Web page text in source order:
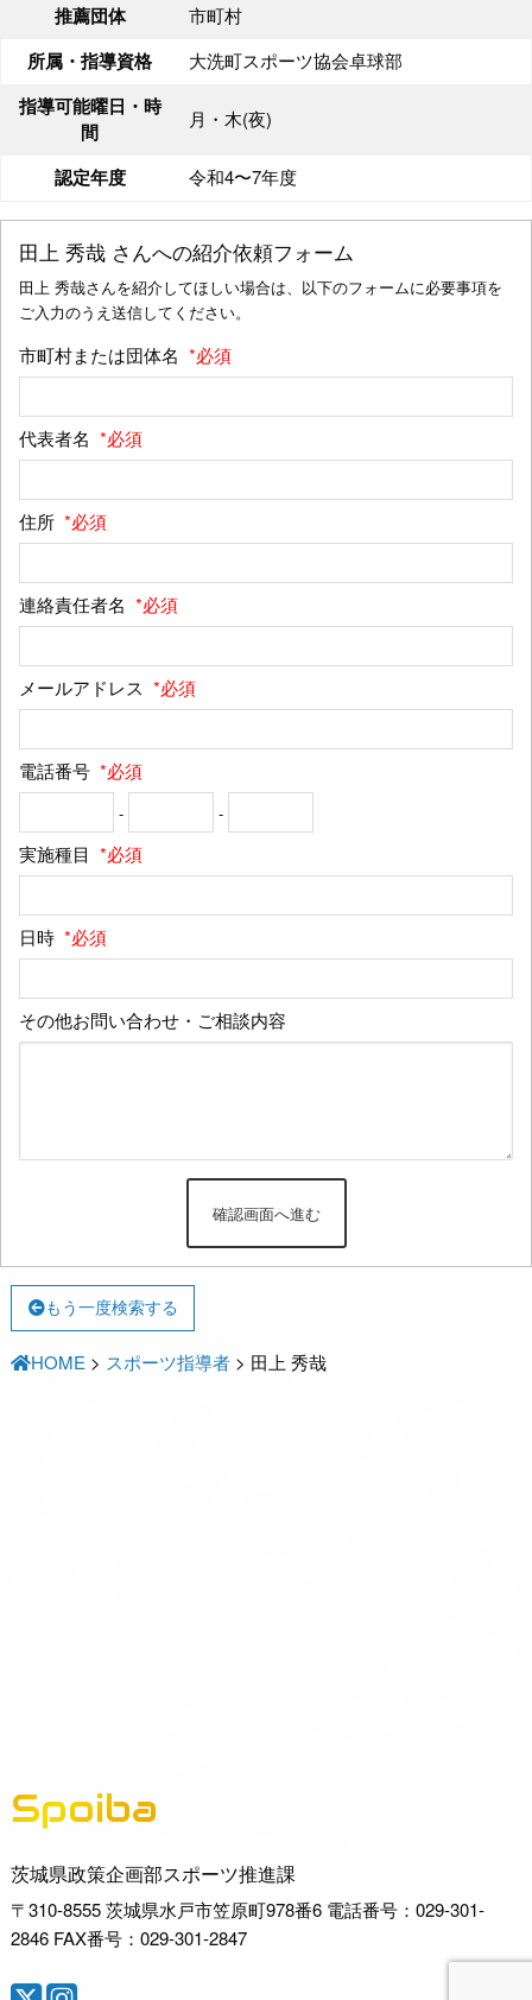
推薦団体 市町村
所属・指導資格 大洗町スポーツ協会卓球部
指導可能曜日・時
間
月・木(夜)
認定年度 令和4〜7年度
田上 秀哉 さんへの紹介依頼フォーム
田上 秀哉さんを紹介してほしい場合は、以下のフォームに必要事項を
ご入力のうえ送信してください。
市町村または団体名 *必須
代表者名 *必須
住所 *必須
連絡責任者名 *必須
メールアドレス *必須
電話番号 *必須
- -
実施種目 *必須
日時 *必須
その他お問い合わせ・ご相談内容
もう一度検索する
HOME > スポーツ指導者 > 田上 秀哉
Spoiba
茨城県政策企画部スポーツ推進課
〒310-8555 茨城県水戸市笠原町978番6 電話番号：029-301-
2846 FAX番号：029-301-2847